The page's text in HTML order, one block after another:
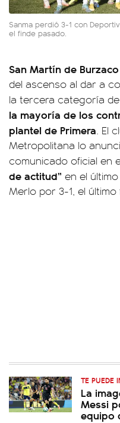
Sanma perdió 3-1 con
el finde pasado.
San Martín de Burzaco
del ascenso al dar a
la tercera categoría de
la mayoría de los
plantel de Primera. El
Metropolitana lo
comunicado oficial en
de actitud” en el
Merlo por 3-1, el último
TE PUEDE
La
Messi
equipo